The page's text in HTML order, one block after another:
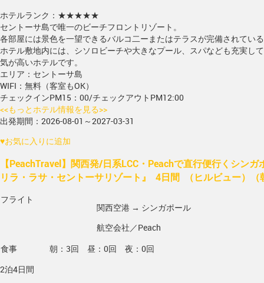
ホテルランク：★★★★★
セントーサ島で唯一のビーチフロントリゾート。
各部屋には景色を一望できるバルコ二ーまたはテラスが完備されてい
ホテル敷地内には、シソロビーチや大きなプール、スパなども充実し
気が高いホテルです。
エリア：セントーサ島
WIFI：無料（客室もOK）
チェックインPM15：00/チェックアウトPM12:00
<<もっとホテル情報を見る>>
出発期間：2026-08-01～2027-03-31
♥お気に入りに追加
【PeachTravel】関西発/日系LCC・Peachで直行便行くシン
リラ・ラサ・セントーサリゾート』 4日間 （ヒルビュー）（
フライト
関西空港 → シンガポール
航空会社／Peach
食事
朝：3回 昼：0回 夜：0回
2泊4日間